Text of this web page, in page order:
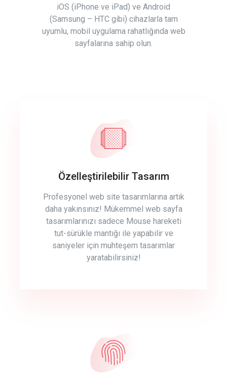
iOS (iPhone ve iPad) ve Android
(Samsung – HTC gibi) cihazlarla tam
uyumlu, mobil uygulama rahatlığında web
sayfalarına sahip olun.
Özelleştirilebilir Tasarım
Profesyonel web site tasarımlarına artık
daha yakınsınız! Mükemmel web sayfa
tasarımlarınızı sadece Mouse hareketi
tut-sürükle mantığı ile yapabilir ve
saniyeler için muhteşem tasarımlar
yaratabilirsiniz!